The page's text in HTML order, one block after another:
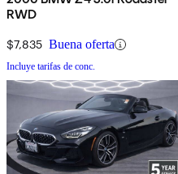
RWD
$7,835 Buena oferta
Incluye tarifas de conc.